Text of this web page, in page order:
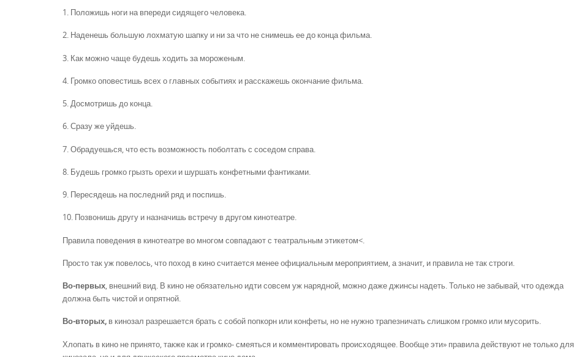
1. Положишь ноги на впереди сидящего человека.
2. Наденешь большую лохматую шапку и ни за что не снимешь ее до конца фильма.
3. Как можно чаще будешь ходить за мороженым.
4. Громко оповестишь всех о главных событиях и расскажешь окончание фильма.
5. Досмотришь до конца.
6. Сразу же уйдешь.
7. Обрадуешься, что есть возможность поболтать с соседом справа.
8. Будешь громко грызть орехи и шуршать конфетными фантиками.
9. Пересядешь на последний ряд и поспишь.
10. Позвонишь другу и назначишь встречу в другом кинотеатре.
Правила поведения в кинотеатре во многом совпадают с театральным этикетом<.
Просто так уж повелось, что поход в кино считается менее официальным мероприятием, а значит, и правила не так строги.
Во-первых, внешний вид. В кино не обязательно идти совсем уж нарядной, можно даже джинсы надеть. Только не забывай, что одежда
должна быть чистой и опрятной.
Во-вторых, в кинозал разрешается брать с собой попкорн или конфеты, но не нужно трапезничать слишком громко или мусорить.
Хлопать в кино не принято, также как и громко- смеяться и комментировать происходящее. Вообще эти» правила действуют не только для